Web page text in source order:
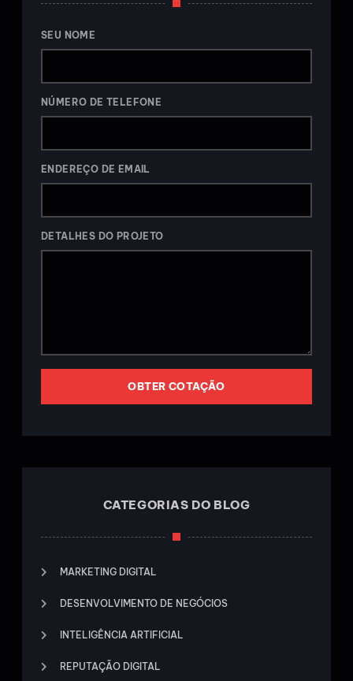
SEU NOME
NÚMERO DE TELEFONE
ENDEREÇO DE EMAIL
DETALHES DO PROJETO
OBTER COTAÇÃO
CATEGORIAS DO BLOG
MARKETING DIGITAL
DESENVOLVIMENTO DE NEGÓCIOS
INTELIGÊNCIA ARTIFICIAL
REPUTAÇÃO DIGITAL